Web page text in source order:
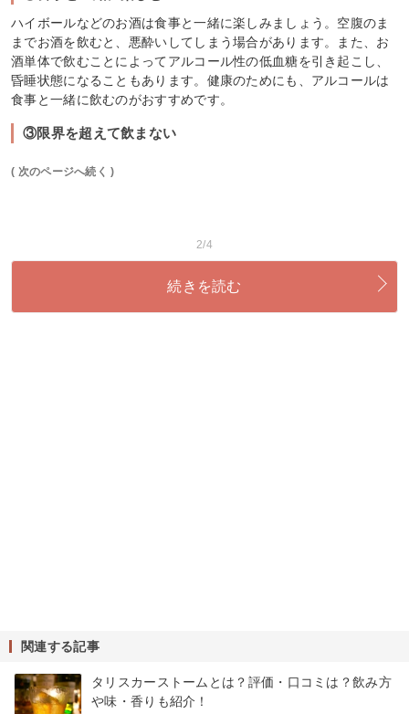
ハイボールなどのお酒は食事と一緒に楽しみましょう。空腹のま
までお酒を飲むと、悪酔いしてしまう場合があります。また、お
酒単体で飲むことによってアルコール性の低血糖を引き起こし、
昏睡状態になることもあります。健康のためにも、アルコールは
食事と一緒に飲むのがおすすめです。
③限界を超えて飲まない
( 次のページへ続く )
2/4
続きを読む
関連する記事
タリスカーストームとは？評価・口コミは？飲み方
や味・香りも紹介！